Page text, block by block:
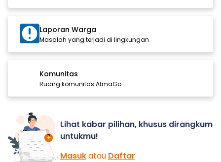
Laporan Warga
Masalah yang terjadi di lingkungan
Komunitas
Ruang komunitas AtmaGo
Lihat kabar pilihan, khusus dirangkum
untukmu!
Masukatau Daftar